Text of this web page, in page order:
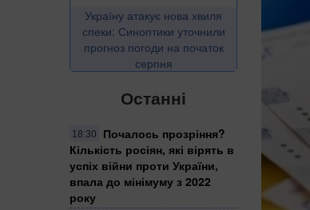
Україну атакує нова хвиля
спеки: Синоптики уточнили
прогноз погоди на початок
серпня
Останні
18:30
Почалось прозріння?
Кількість росіян, які вірять в
успіх війни проти України,
впала до мінімуму з 2022
року